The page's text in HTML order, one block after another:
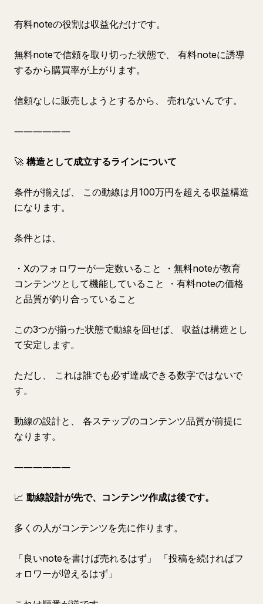
有料noteの役割は収益化だけです。
無料noteで信頼を取り切った状態で、 有料noteに誘導
するから購買率が上がります。
信頼なしに販売しようとするから、 売れないんです。
――――――
🚀 構造として成立するラインについて
条件が揃えば、 この動線は月100万円を超える収益構造
になります。
条件とは、
・Xのフォロワーが一定数いること ・無料noteが教育
コンテンツとして機能していること ・有料noteの価格
と品質が釣り合っていること
この3つが揃った状態で動線を回せば、 収益は構造とし
て安定します。
ただし、 これは誰でも必ず達成できる数字ではないで
す。
動線の設計と、 各ステップのコンテンツ品質が前提に
なります。
――――――
📈 動線設計が先で、コンテンツ作成は後です。
多くの人がコンテンツを先に作ります。
「良いnoteを書けば売れるはず」 「投稿を続ければフ
ォロワーが増えるはず」